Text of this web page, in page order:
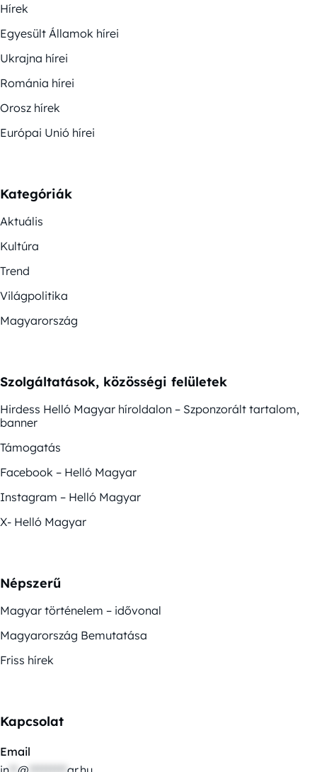
Hírek
Egyesült Államok hírei
Ukrajna hírei
Románia hírei
Orosz hírek
Európai Unió hírei
Kategóriák
Aktuális
Kultúra
Trend
Világpolitika
Magyarország
Szolgáltatások, közösségi felületek
Hirdess Helló Magyar híroldalon – Szponzorált tartalom,
banner
Támogatás
Facebook – Helló Magyar
Instagram – Helló Magyar
X- Helló Magyar
Népszerű
Magyar történelem – idővonal
Magyarország Bemutatása
Friss hírek
Kapcsolat
Email